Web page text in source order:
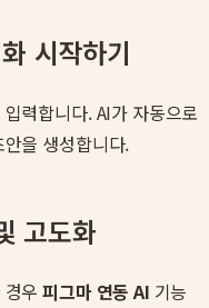
시작하기
력합니다. AI가 자동으로
을 생성합니다.
고도화
경우피그마 연동 AI 기능